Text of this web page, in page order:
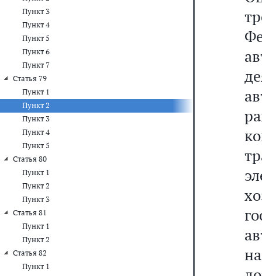
Пункт 3
Пункт 4
Пункт 5
Пункт 6
Пункт 7
Статья 79
Пункт 1
Пункт 2
Пункт 3
Пункт 4
Пункт 5
Статья 80
Пункт 1
Пункт 2
Пункт 3
Статья 81
Пункт 1
Пункт 2
Статья 82
Пункт 1